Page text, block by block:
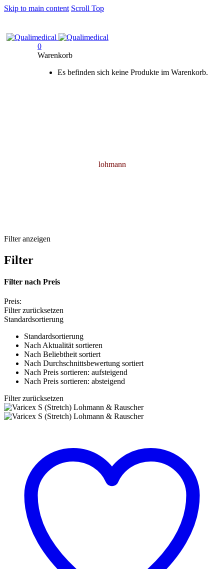
Skip to main content Scroll Top
0
Warenkorb
Es befinden sich keine Produkte im Warenkorb.
lohmann
Filter anzeigen
Filter
Filter nach Preis
Preis:
Filter zurücksetzen
Standardsortierung
Standardsortierung
Nach Aktualität sortieren
Nach Beliebtheit sortiert
Nach Durchschnittsbewertung sortiert
Nach Preis sortieren: aufsteigend
Nach Preis sortieren: absteigend
Filter zurücksetzen